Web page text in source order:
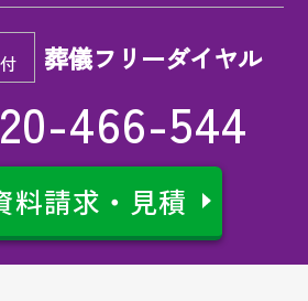
葬儀フリーダイヤル
466-544
料請求・見積